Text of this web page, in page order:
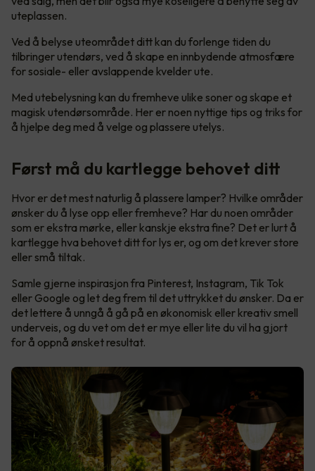
uteplassen.
Ved å belyse uteområdet ditt kan du forlenge tiden du
tilbringer utendørs, ved å skape en innbydende atmosfære
for sosiale- eller avslappende kvelder ute.
Med utebelysning kan du fremheve ulike soner og skape et
magisk utendørsområde. Her er noen nyttige tips og triks for
å hjelpe deg med å velge og plassere utelys.
Først må du kartlegge behovet ditt
Hvor er det mest naturlig å plassere lamper? Hvilke områder
ønsker du å lyse opp eller fremheve? Har du noen områder
som er ekstra mørke, eller kanskje ekstra fine? Det er lurt å
kartlegge hva behovet ditt for lys er, og om det krever store
eller små tiltak.
Samle gjerne inspirasjon fra Pinterest, Instagram, Tik Tok
eller Google og let deg frem til det uttrykket du ønsker. Da er
det lettere å unngå å gå på en økonomisk eller kreativ smell
underveis, og du vet om det er mye eller lite du vil ha gjort
for å oppnå ønsket resultat.